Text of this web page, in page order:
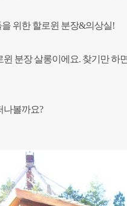
위한 할로윈 분장&의상실!
분장 살롱이에요. 찾기만 하
나볼까요?